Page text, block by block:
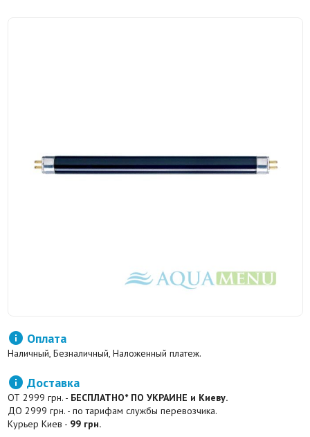
 Оплата
Наличный, Безналичный, Наложенный платеж.
 Доставка
ОТ 2999 грн. - БЕСПЛАТНО* ПО УКРАИНЕ и Киеву.
ДО 2999 грн. - по тарифам службы перевозчика.
Курьер Киев - 99 грн.